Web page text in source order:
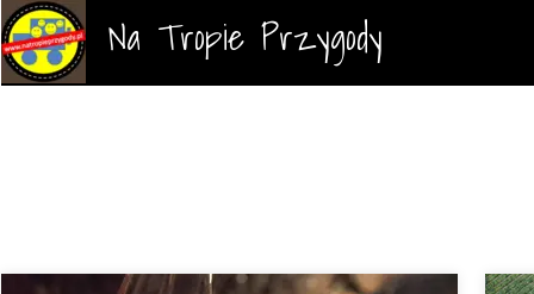
Na Tropie Przygody